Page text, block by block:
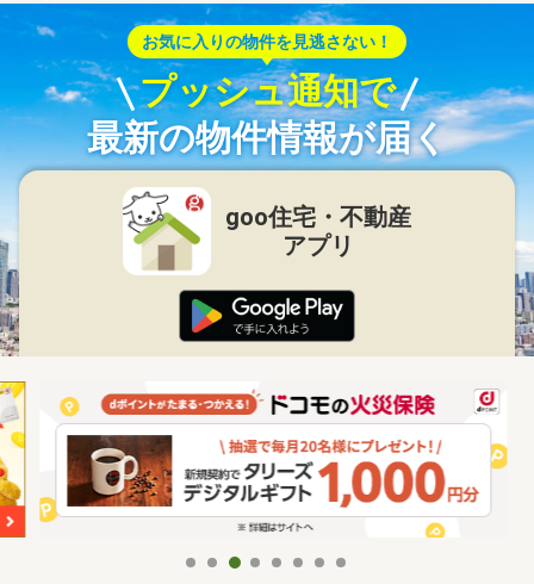
お気に入りの物件を見逃さない！
プッシュ通知で
最新の物件情報が届く
goo住宅・不動産
アプリ